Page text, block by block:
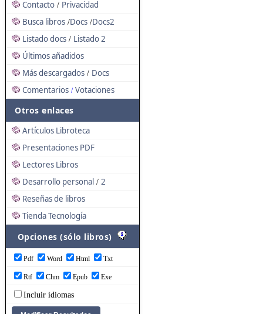
Contacto / Privacidad
Busca libros /Docs /Docs2
Listado docs / Listado 2
Últimos añadidos
Más descargados / Docs
Comentarios / Votaciones
Otros enlaces
Artículos Libroteca
Presentaciones PDF
Lectores Libros
Desarrollo personal / 2
Reseñas de libros
Tienda Tecnología
Opciones (sólo libros)
Pdf Word Html Txt
Rtf Chm Epub Exe
Incluir idiomas